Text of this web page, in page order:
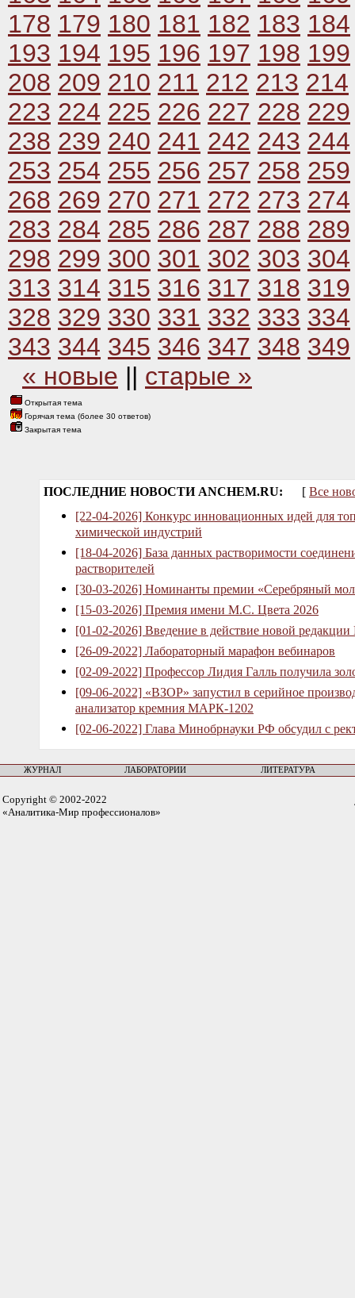
178 179 180 181 182 183 184
193 194 195 196 197 198 199
208 209 210 211 212 213 214
223 224 225 226 227 228 229
238 239 240 241 242 243 244
253 254 255 256 257 258 259
268 269 270 271 272 273 274
283 284 285 286 287 288 289
298 299 300 301 302 303 304
313 314 315 316 317 318 319
328 329 330 331 332 333 334
343 344 345 346 347 348 349
« новые || старые »
Открытая тема
Горячая тема (более 30 ответов)
Закрытая тема
ПОСЛЕДНИЕ НОВОСТИ ANCHEM.RU: [ Все
[22-04-2026] Конкурс инновационных идей для
химической индустрий
[18-04-2026] База данных растворимости
растворителей
[30-03-2026] Номинанты премии «Серебряный
[15-03-2026] Премия имени М.С. Цвета 2026
[01-02-2026] Введение в действие новой
[26-09-2022] Лабораторный марафон вебинаров
[02-09-2022] Профессор Лидия Галль получила
[09-06-2022] «ВЗОР» запустил в серийное
анализатор кремния МАРК-1202
[02-06-2022] Глава Минобрнауки РФ обсудил с
ЖУРНАЛ ЛАБОРАТОРИИ ЛИТЕРАТУРА
Copyright © 2002-2022
«Аналитика-Мир профессионалов»